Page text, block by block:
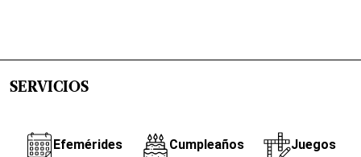
SERVICIOS
Efemérides Cumpleaños Juegos